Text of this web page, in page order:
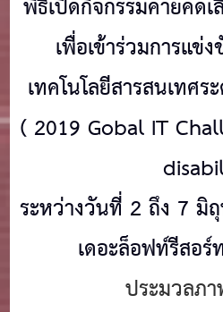
พิธีเปิดกิจกรรมค่ายคัด
เพื่อเข้าร่วมการแข่
เทคโนโลยีสารสนเทศ
( 2019 Gobal IT
ระหว่างวันที่ 2 ถึง 7
เดอะล็อฟท์รีสอ
ประมวลภ